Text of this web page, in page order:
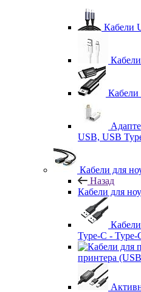
Кабели
USB, USB
Кабели для
Назад
Кабели для
Type-C - Type-
принтера